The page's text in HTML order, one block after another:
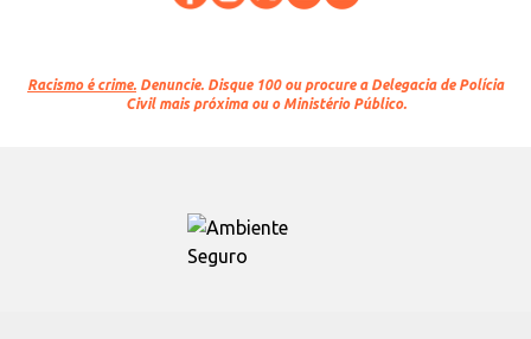
Racismo é crime. Denuncie. Disque 100 ou procure a Delegacia de Polícia
Civil mais próxima ou o Ministério Público.